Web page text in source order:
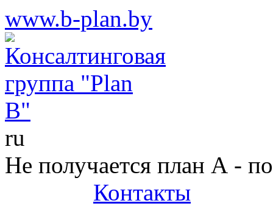
www.b-plan.by
ru
Не получается план А -
Контакты